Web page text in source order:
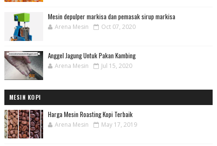
Mesin depulper markisa dan pemasak sirup markisa
Arena Mesin Oct 07, 2020
Anggel Jagung Untuk Pakan Kambing
Arena Mesin Jul 15, 2020
MESIN KOPI
Harga Mesin Roasting Kopi Terbaik
Arena Mesin May 17, 2019